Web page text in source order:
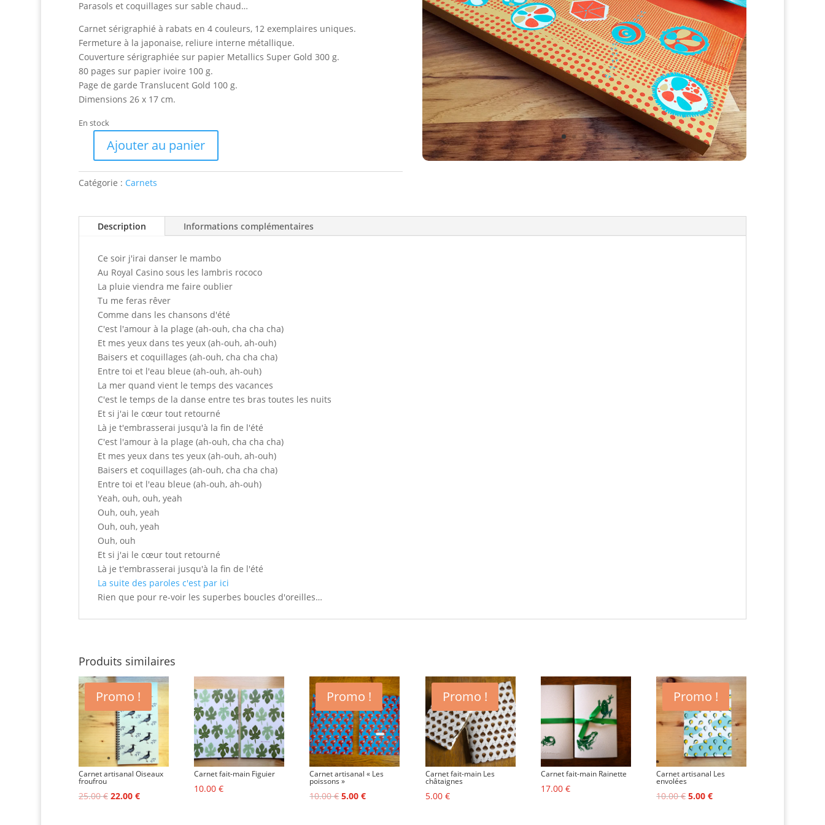
30.00 €.28.00 €.
Parasols et coquillages sur sable chaud…
Carnet sérigraphié à rabats en 4 couleurs, 12 exemplaires uniques.
Fermeture à la japonaise, reliure interne métallique.
Couverture sérigraphiée sur papier Metallics Super Gold 300 g.
80 pages sur papier ivoire 100 g.
Page de garde Translucent Gold 100 g.
Dimensions 26 x 17 cm.
En stock
quantité
Carnet
Plage
Ajouter au panier
Catégorie : Carnets
Description Informations complémentaires
Ce soir j'irai danser le mambo
Au Royal Casino sous les lambris rococo
La pluie viendra me faire oublier
Tu me feras rêver
Comme dans les chansons d'été
C'est l'amour à la plage (ah-ouh, cha cha cha)
Et mes yeux dans tes yeux (ah-ouh, ah-ouh)
Baisers et coquillages (ah-ouh, cha cha cha)
Entre toi et l'eau bleue (ah-ouh, ah-ouh)
La mer quand vient le temps des vacances
C'est le temps de la danse entre tes bras toutes les nuits
Et si j'ai le cœur tout retourné
Là je t'embrasserai jusqu'à la fin de l'été
C'est l'amour à la plage (ah-ouh, cha cha cha)
Et mes yeux dans tes yeux (ah-ouh, ah-ouh)
Baisers et coquillages (ah-ouh, cha cha cha)
Entre toi et l'eau bleue (ah-ouh, ah-ouh)
Yeah, ouh, ouh, yeah
Ouh, ouh, yeah
Ouh, ouh, yeah
Ouh, ouh
Et si j'ai le cœur tout retourné
Là je t'embrasserai jusqu'à la fin de l'été
La suite des paroles c'est par ici
Rien que pour re-voir les superbes boucles d'oreilles…
Produits similaires
Promo !
Carnet artisanal Oiseaux
froufrou
25.00€ Le
22.00 €Le
Carnet fait-main Figuier
10.00 €
Promo !
Carnet artisanal « Les
poissons »
10.00€Le
5.00€Le
Promo !
Carnet fait-main Les
châtaignes
5.00 €
Carnet fait-main Rainette
17.00 €
Promo !
Carnet artisanal Les
envolées
10.00€ Le
5.00€Le